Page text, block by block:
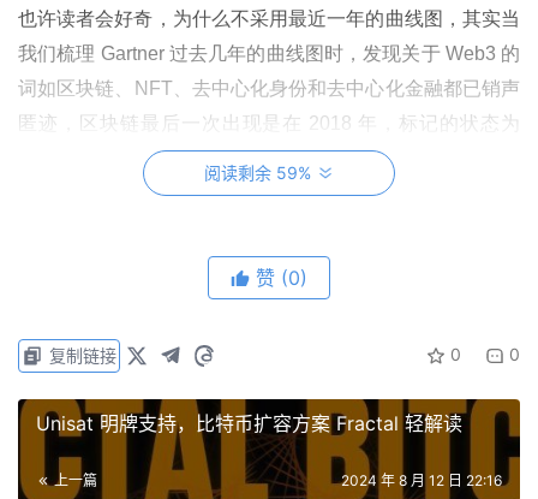
也许读者会好奇，为什么不采用最近一年的曲线图，其实当
我们梳理 Gartner 过去几年的曲线图时，发现关于 Web3 的
词如区块链、NFT、去中心化身份和去中心化金融都已销声
匿迹，区块链最后一次出现是在 2018 年，标记的状态为
「滑向低谷」，但到了 2023 年的最新版中，不再有任何关
于 Web3 的词汇，更多是 AI 相关，因此也不知道他们如何
作为科技行业最知名的技术发展周期描述方，Gartner 成功
况？
我们不妨回到科技发展最本质的一项数据上来看——市场渗
，它是衡量新技术或新产品在一个行业或市场中被接受
和使用的程度的重要指标，是对市场上当前需求和潜在市场
阅读剩余 59%
赞 (0)
0 0
复制链接
Unisat 明牌支持，比特币扩容方案 Fractal 轻解读
上一篇 2024 年 8 月 12 日 22:16